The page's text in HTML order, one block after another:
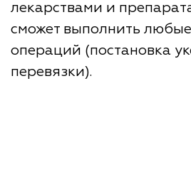
лекарствами и
сможет выполнить
операций (постановка
перевязки).